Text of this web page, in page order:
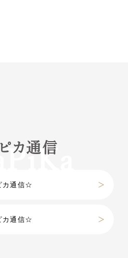
カ通信
カ通信☆
カ通信☆